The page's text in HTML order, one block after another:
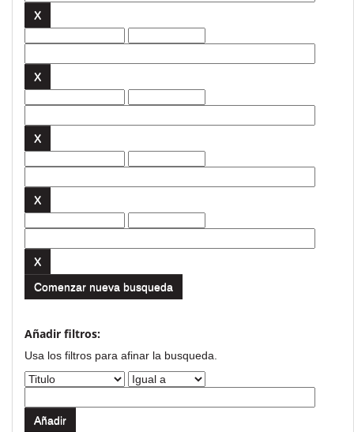
Comenzar nueva busqueda
Añadir filtros:
Usa los filtros para afinar la busqueda.